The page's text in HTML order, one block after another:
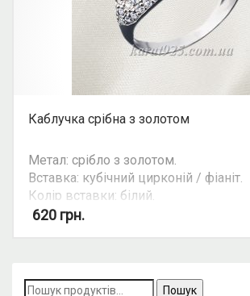
Каблучка срібна з золотом
Метал: срібло з золотом.
Вставка: кубічний цирконій / фіаніт.
Колір вставки: білий.
Вид: круглий камінь.
620 грн.
Пошук